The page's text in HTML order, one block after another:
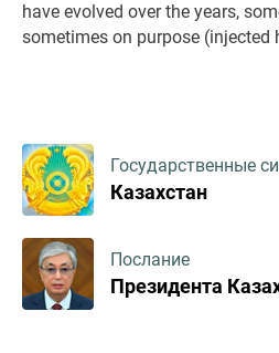
have evolved over the years,
sometimes on purpose (injected
Государственные
Казахстан
Послание
Президента